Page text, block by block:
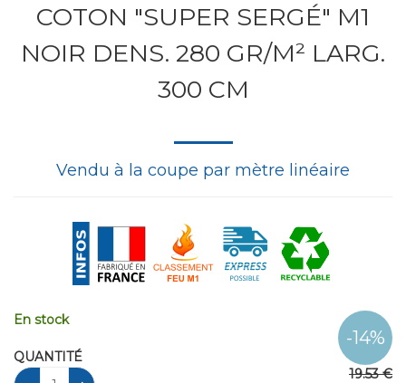
COTON "SUPER SERGÉ" M1
NOIR DENS. 280 GR/M² LARG.
300 CM
Vendu à la coupe par mètre linéaire
19.53 €
En stock
QUANTITÉ